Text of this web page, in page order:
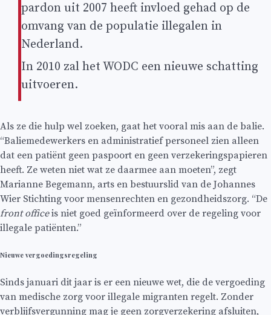
pardon uit 2007 heeft invloed gehad op de
omvang van de populatie illegalen in
Nederland.
In 2010 zal het WODC een nieuwe schatting
uitvoeren.
Als ze die hulp wel zoeken, gaat het vooral mis aan de balie.
“Baliemedewerkers en administratief personeel zien alleen
dat een patiënt geen paspoort en geen verzekeringspapieren
heeft. Ze weten niet wat ze daarmee aan moeten”, zegt
Marianne Begemann, arts en bestuurslid van de Johannes
Wier Stichting voor mensenrechten en gezondheidszorg. “De
front officeis niet goed geïnformeerd over de regeling voor
illegale patiënten.”
Nieuwe vergoedingsregeling
Sinds januari dit jaar is er een nieuwe wet, die de vergoeding
van medische zorg voor illegale migranten regelt. Zonder
verblijfsvergunning mag je geen zorgverzekering afsluiten,